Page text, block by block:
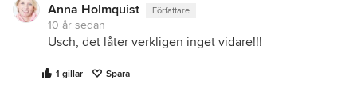
Anna Holmquist Författare
10 år sedan
Usch, det låter verkligen inget vidare!!!
1 gillar Spara